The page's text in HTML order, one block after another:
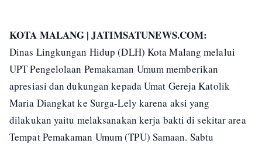
KOTA MALANG | JATIMSATUNEWS.COM:
Dinas Lingkungan Hidup (DLH) Kota Malang melalui
UPT Pengelolaan Pemakaman Umum memberikan
apresiasi dan dukungan kepada Umat Gereja Katolik
Maria Diangkat ke Surga-Lely karena aksi yang
dilakukan yaitu melaksanakan kerja bakti di sekitar area
Tempat Pemakaman Umum (TPU) Samaan. Sabtu